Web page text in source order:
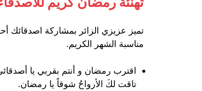
تميز عزيزي الزائر بمشاركة اصدقائك
مناسبة الشهر الكريم.
اقترب رمضان و أنتم بقربي يا
تاقت لكَ الأرواحُ شوقاً يا رمضان.